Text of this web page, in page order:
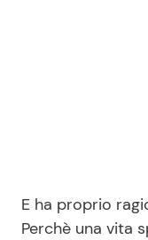
E ha proprio
Perchè una vita